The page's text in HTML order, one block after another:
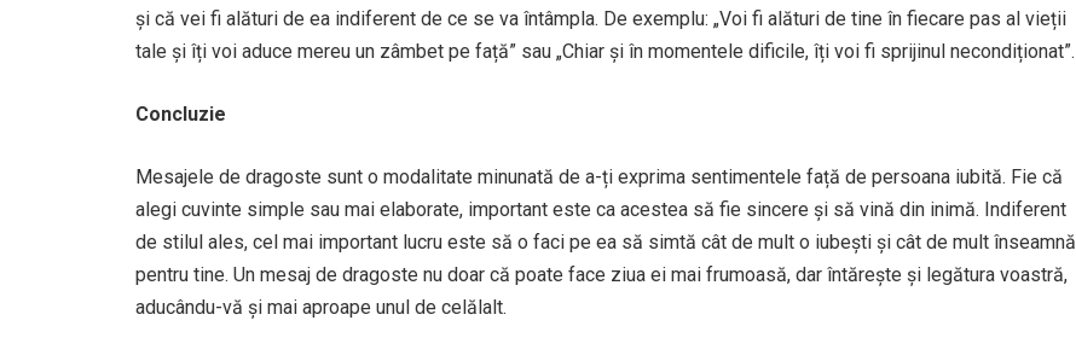
și că vei fi alături de ea indiferent de ce se va întâmpla. De exemplu: „Voi fi alături de tine în fiecare pas al vieții
tale și îți voi aduce mereu un zâmbet pe față” sau „Chiar și în momentele dificile, îți voi fi sprijinul necondiționat”.
Concluzie
Mesajele de dragoste sunt o modalitate minunată de a-ți exprima sentimentele față de persoana iubită. Fie că
alegi cuvinte simple sau mai elaborate, important este ca acestea să fie sincere și să vină din inimă. Indiferent
de stilul ales, cel mai important lucru este să o faci pe ea să simtă cât de mult o iubești și cât de mult înseamnă
pentru tine. Un mesaj de dragoste nu doar că poate face ziua ei mai frumoasă, dar întărește și legătura voastră,
aducându-vă și mai aproape unul de celălalt.